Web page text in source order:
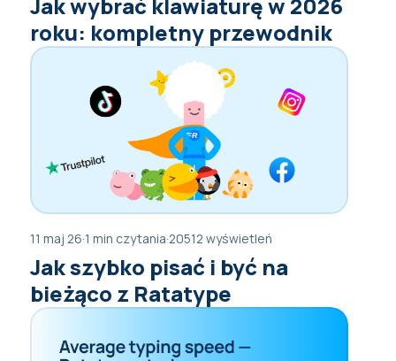
roku: kompletny przewodnik
11 maj 26·1 min czytania·20512 wyświetleń
Jak szybko pisać i być na
bieżąco z Ratatype